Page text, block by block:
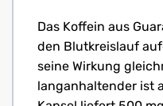
Das Koffein aus
den Blutkreislauf
seine Wirkung
langanhaltender ist